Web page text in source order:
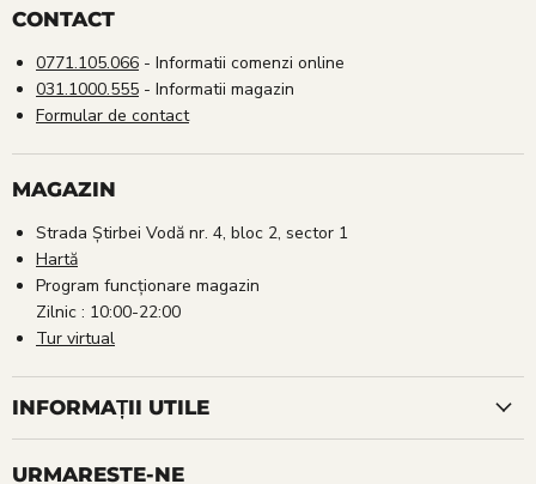
CONTACT
0771.105.066 - Informatii comenzi online
031.1000.555 - Informatii magazin
Formular de contact
MAGAZIN
Strada Știrbei Vodă nr. 4, bloc 2, sector 1
Hartă
Program funcționare magazin
Zilnic : 10:00-22:00
Tur virtual
INFORMAȚII UTILE
URMARESTE-NE